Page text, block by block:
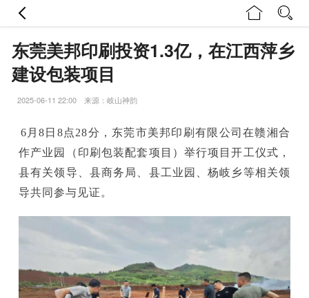
东莞美邦印刷投资1.3亿，在江西萍乡
建设包装项目
2025-06-11 22:00 来源：岐山神韵
月8日8点28分，东莞市美邦印刷有限公司在赣湘合
作产业园（印刷包装配套项目）举行项目开工仪式，
县有关领导、县商务局、县工业园、杨岐乡等相关领
导共同参与见证。